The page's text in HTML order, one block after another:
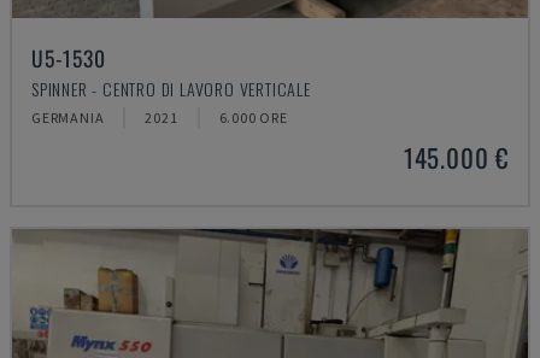
U5-1530
SPINNER - CENTRO DI LAVORO VERTICALE
GERMANIA 2021 6.000 ORE
145.000 €